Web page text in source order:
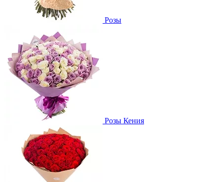
Розы
Розы Кения